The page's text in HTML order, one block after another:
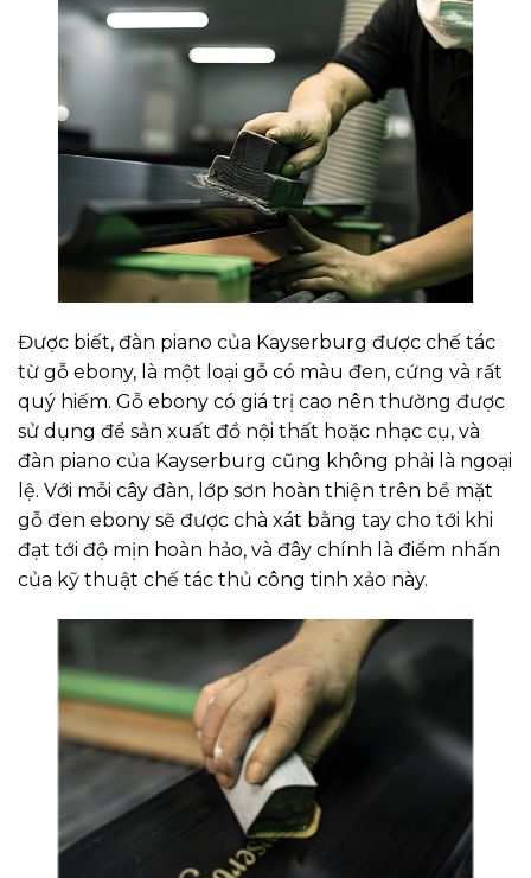
Được biết, đàn piano của Kayserburg được chế tác
từ gỗ ebony, là một loại gỗ có màu đen, cứng và rất
quý hiếm. Gỗ ebony có giá trị cao nên thường được
sử dụng để sản xuất đồ nội thất hoặc nhạc cụ, và
đàn piano của Kayserburg cũng không phải là ngoại
lệ. Với mỗi cây đàn, lớp sơn hoàn thiện trên bề mặt
gỗ đen ebony sẽ được chà xát bằng tay cho tới khi
đạt tới độ mịn hoàn hảo, và đây chính là điểm nhấn
của kỹ thuật chế tác thủ công tinh xảo này.